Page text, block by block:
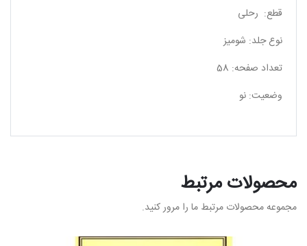
قطع: رحلی
نوع جلد: شومیز
تعداد صفحه: 58
وضعیت: نو
محصولات مرتبط
مجموعه محصولات مرتبط ما را مرور کنید.